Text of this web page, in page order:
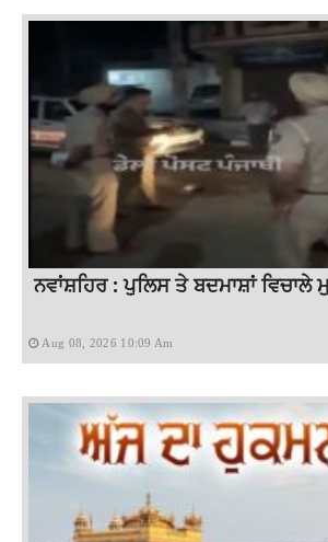
ਨਵਾਂਸ਼ਹਿਰ : ਪੁਲਿਸ ਤੇ ਬਦਮਾਸ਼ਾਂ ਵਿਚਾਲੇ
Aug 08, 2026 10:09 Am